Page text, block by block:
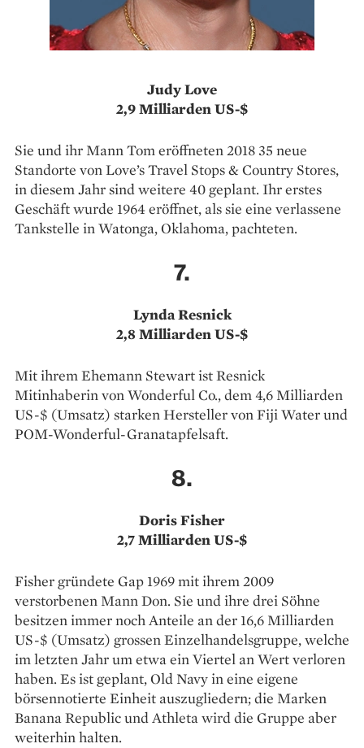
Judy Love
2,9 Milliarden US-$
Sie und ihr Mann Tom eröffneten 2018 35 neue
Standorte von Love’s Travel Stops & Country Stores,
in diesem Jahr sind ­weitere 40 geplant. Ihr erstes
Geschäft wurde 1964 eröffnet, als sie eine verlassene
Tankstelle in Watonga, Oklahoma, pachteten.
7.
Lynda Resnick
2,8 Milliarden US-$
Mit ihrem Ehemann Stewart ist Resnick
Mitinhaberin von Wonderful Co., dem 4,6 Milliarden
US-$ (Umsatz) starken Hersteller von Fiji Water und
POM-Wonderful-Granatapfelsaft.
8.
Doris Fisher
2,7 Milliarden US-$
Fisher gründete Gap 1969 mit ihrem 2009
verstorbenen Mann Don. Sie und ihre drei Söhne
besitzen immer noch Anteile an der 16,6 Milliarden
US-$ (Umsatz) grossen Einzelhandelsgruppe, welche
im letzten Jahr um etwa ein Viertel an Wert verloren
haben. Es ist geplant, Old Navy in eine eigene
börsennotierte Einheit auszugliedern; die Marken
Banana Republic und Athleta wird die Gruppe aber
weiterhin halten.